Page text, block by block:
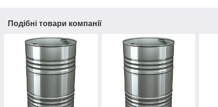
Подібні товари компанії